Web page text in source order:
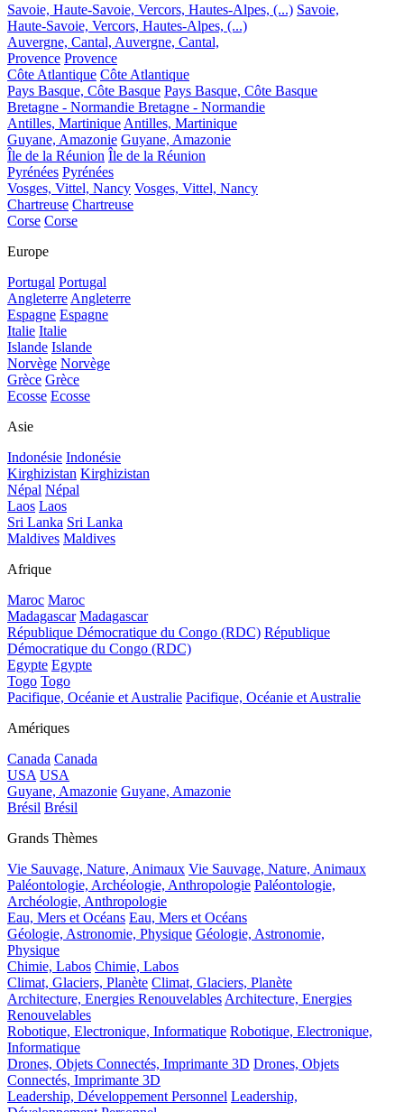
Savoie, Haute-Savoie, Vercors, Hautes-Alpes, (...) Savoie,
Haute-Savoie, Vercors, Hautes-Alpes, (...)
Auvergne, Cantal, Auvergne, Cantal,
Provence Provence
Côte Atlantique Côte Atlantique
Pays Basque, Côte Basque Pays Basque, Côte Basque
Bretagne - Normandie Bretagne - Normandie
Antilles, Martinique Antilles, Martinique
Guyane, Amazonie Guyane, Amazonie
Île de la Réunion Île de la Réunion
Pyrénées Pyrénées
Vosges, Vittel, Nancy Vosges, Vittel, Nancy
Chartreuse Chartreuse
Corse Corse
Europe
Portugal Portugal
Angleterre Angleterre
Espagne Espagne
Italie Italie
Islande Islande
Norvège Norvège
Grèce Grèce
Ecosse Ecosse
Asie
Indonésie Indonésie
Kirghizistan Kirghizistan
Népal Népal
Laos Laos
Sri Lanka Sri Lanka
Maldives Maldives
Afrique
Maroc Maroc
Madagascar Madagascar
République Démocratique du Congo (RDC) République
Démocratique du Congo (RDC)
Egypte Egypte
Togo Togo
Pacifique, Océanie et Australie Pacifique, Océanie et Australie
Amériques
Canada Canada
USA USA
Guyane, Amazonie Guyane, Amazonie
Brésil Brésil
Grands Thèmes
Vie Sauvage, Nature, Animaux Vie Sauvage, Nature, Animaux
Paléontologie, Archéologie, Anthropologie Paléontologie,
Archéologie, Anthropologie
Eau, Mers et Océans Eau, Mers et Océans
Géologie, Astronomie, Physique Géologie, Astronomie,
Physique
Chimie, Labos Chimie, Labos
Climat, Glaciers, Planète Climat, Glaciers, Planète
Architecture, Energies Renouvelables Architecture, Energies
Renouvelables
Robotique, Electronique, Informatique Robotique, Electronique,
Informatique
Drones, Objets Connectés, Imprimante 3D Drones, Objets
Connectés, Imprimante 3D
Leadership, Développement Personnel Leadership,